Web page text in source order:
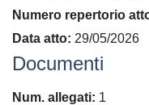
​Numero repertorio
Data atto 29/05/2026
Documenti
Num. allegati 1